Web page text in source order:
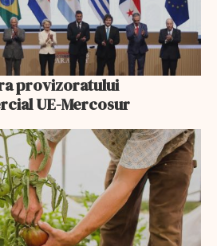
provizoratului
UE-Mercosur